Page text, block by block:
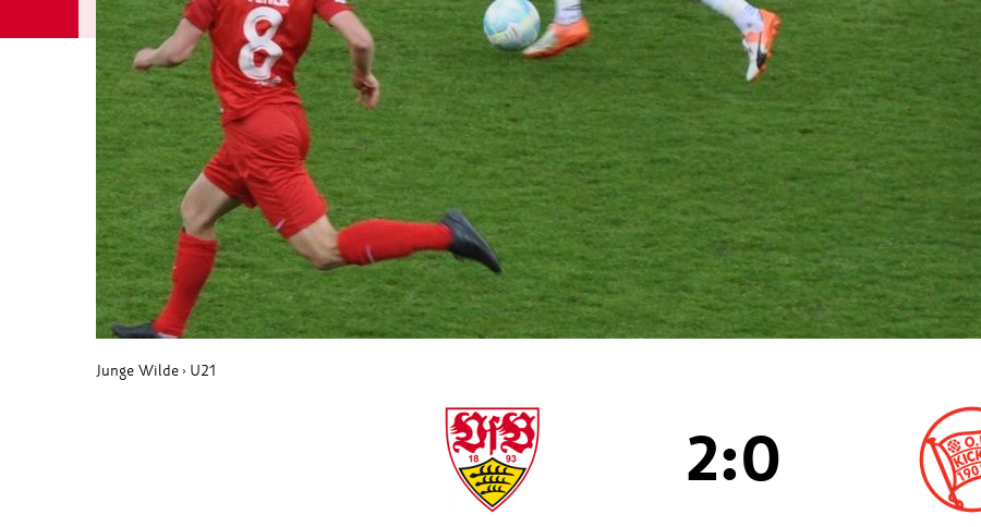
Junge Wilde › U21
2:0